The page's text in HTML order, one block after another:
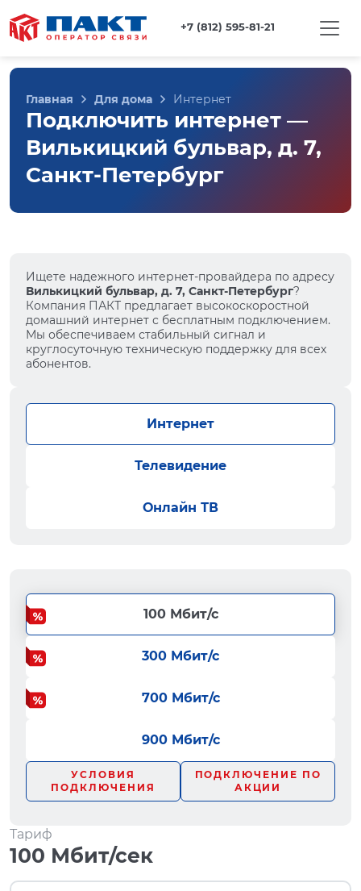
+7 (812) 595-81-21
Главная Для дома Интернет
Подключить интернет —
Вилькицкий бульвар, д. 7,
Санкт-Петербург
Ищете надежного интернет-провайдера по адресу
Вилькицкий бульвар, д. 7, Санкт-Петербург?
Компания ПАКТ предлагает высокоскоростной
домашний интернет с бесплатным подключением.
Мы обеспечиваем стабильный сигнал и
круглосуточную техническую поддержку для всех
абонентов.
Интернет
Телевидение
Онлайн ТВ
100 Мбит/с
300 Мбит/с
700 Мбит/с
900 Мбит/с
УСЛОВИЯ
ПОДКЛЮЧЕНИЯ
ПОДКЛЮЧЕНИЕ ПО
АКЦИИ
Тариф
100 Мбит/сек